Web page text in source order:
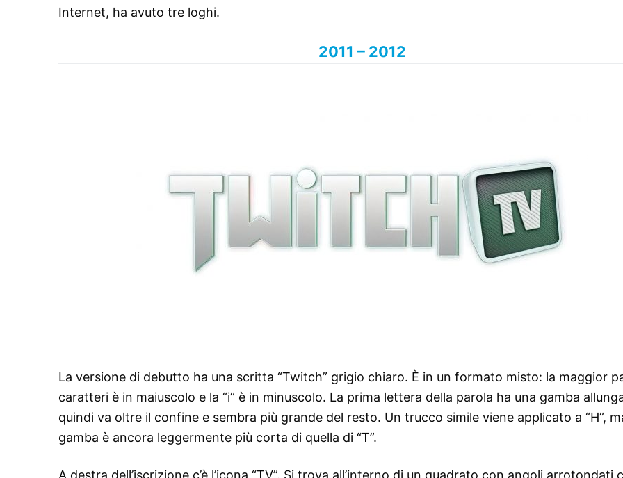
Internet, ha avuto tre loghi.
2011 – 2012
La versione di debutto ha una scritta “Twitch” grigio chiaro. È in un formato misto: la maggior
caratteri è in maiuscolo e la “i” è in minuscolo. La prima lettera della parola ha una gamba
quindi va oltre il confine e sembra più grande del resto. Un trucco simile viene applicato a “H”,
gamba è ancora leggermente più corta di quella di “T”.
A destra dell’iscrizione c’è l’icona “TV”. Si trova all’interno di un quadrato con angoli arrotondati